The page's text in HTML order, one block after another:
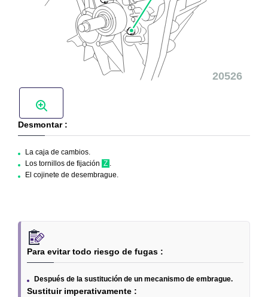
Desmontar :
La caja de cambios.
Los tornillos de fijación Z .
El cojinete de desembrague.
Para evitar todo riesgo de fugas :
Después de la sustitución de un mecanismo de embrague.
Sustituir imperativamente :